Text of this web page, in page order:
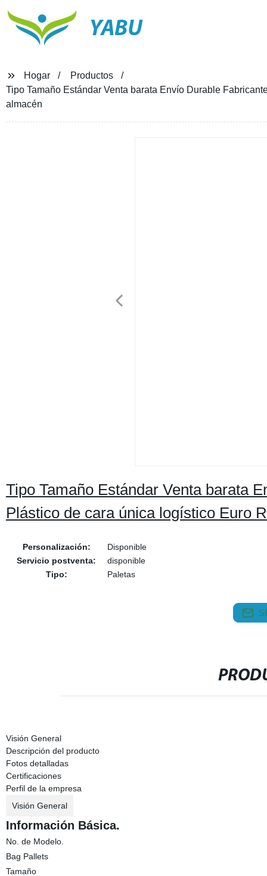
YABU
Hogar
Productos
Tipo Tamaño Estándar Venta barata Envío Durable
almacén
Tipo Tamaño Estándar Venta barata
Plástico de cara única logístico Euro
Personalización:
Disponible
Servicio postventa:
disponible
Tipo:
Paletas
Visión General
Descripción del producto
Fotos detalladas
Certificaciones
Perfil de la empresa
Visión General
Información Básica.
No. de Modelo.
Bag Pallets
Tamaño